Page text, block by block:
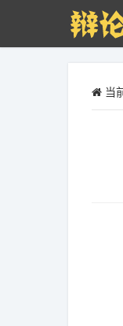
Skip to main content
当